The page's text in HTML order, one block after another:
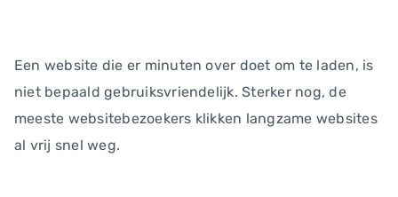
Een website die er minuten over doet om te laden, is
niet bepaald gebruiksvriendelijk. Sterker nog, de
meeste websitebezoekers klikken langzame websites
al vrij snel weg.